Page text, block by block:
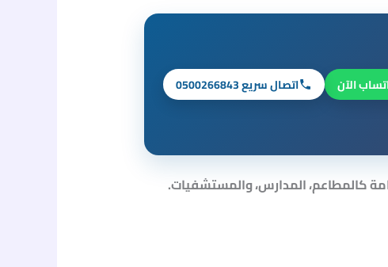
الآن اتصال سريع 0500266843
كالمطاعم، المدارس، والمستشفيات.